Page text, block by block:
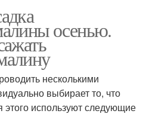
осенью.
несколькими
выбирает то, что
используют следующие